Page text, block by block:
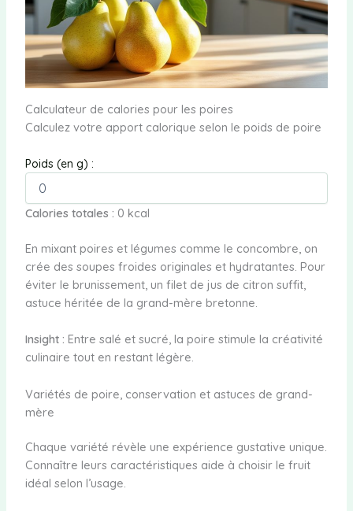
Calculateur de calories pour les poires
Calculez votre apport calorique selon le poids de poire
Poids (en g) :
Calories totales : 0 kcal
En mixant poires et légumes comme le concombre, on
crée des soupes froides originales et hydratantes. Pour
éviter le brunissement, un filet de jus de citron suffit,
astuce héritée de la grand-mère bretonne.
Insight : Entre salé et sucré, la poire stimule la créativité
culinaire tout en restant légère.
Variétés de poire, conservation et astuces de grand-
mère
Chaque variété révèle une expérience gustative unique.
Connaître leurs caractéristiques aide à choisir le fruit
idéal selon l’usage.